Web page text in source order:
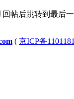
回帖后跳转到最后
( 京ICP备